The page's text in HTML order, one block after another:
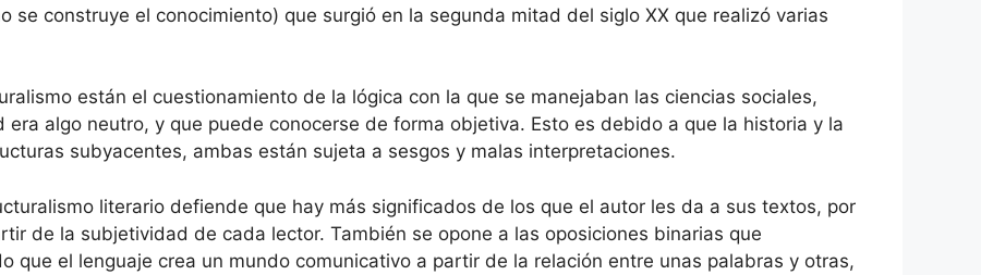
se construye el conocimiento) que surgió en la segunda mitad del siglo XX que realizó varias
están el cuestionamiento de la lógica con la que se manejaban las ciencias sociales,
algo neutro, y que puede conocerse de forma objetiva. Esto es debido a que la historia y la
subyacentes, ambas están sujeta a sesgos y malas interpretaciones.
literario defiende que hay más significados de los que el autor les da a sus textos, por
de la subjetividad de cada lector. También se opone a las oposiciones binarias que
que el lenguaje crea un mundo comunicativo a partir de la relación entre unas palabras y otras,